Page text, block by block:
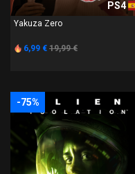
PS4
Yakuza Zero
6,99 € 19,99 €
-75%